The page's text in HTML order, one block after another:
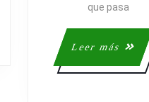
que pasa
Leer más